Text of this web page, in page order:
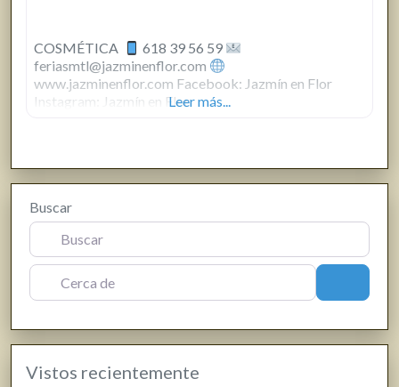
COSMÉTICA
618 39 56 59
feriasmtl@jazminenflor.com
www.jazminenflor.com Facebook: Jazmín en Flor
Instagram: Jazmín en Flor
Leer más...
Buscar
Cerca de
Vistos recientemente